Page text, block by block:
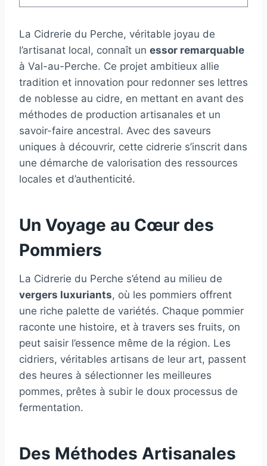
La Cidrerie du Perche, véritable joyau de
l’artisanat local, connaît un essor remarquable
à Val-au-Perche. Ce projet ambitieux allie
tradition et innovation pour redonner ses lettres
de noblesse au cidre, en mettant en avant des
méthodes de production artisanales et un
savoir-faire ancestral. Avec des saveurs
uniques à découvrir, cette cidrerie s’inscrit dans
une démarche de valorisation des ressources
locales et d’authenticité.
Un Voyage au Cœur des
Pommiers
La Cidrerie du Perche s’étend au milieu de
vergers luxuriants, où les pommiers offrent
une riche palette de variétés. Chaque pommier
raconte une histoire, et à travers ses fruits, on
peut saisir l’essence même de la région. Les
cidriers, véritables artisans de leur art, passent
des heures à sélectionner les meilleures
pommes, prêtes à subir le doux processus de
fermentation.
Des Méthodes Artisanales